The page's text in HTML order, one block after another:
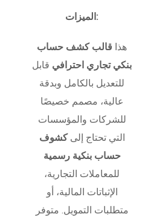
الميزات:
هذا قالب كشف حساب
بنكي تجاري احترافي قابل
للتعديل بالكامل وبدقة
عالية، مصمم خصيصًا
للشركات والمؤسسات
التي تحتاج إلىكشوف
حساب بنكية رسمية
للمعاملات التجارية،
الإثباتات المالية، أو
متطلبات التمويل. متوفر